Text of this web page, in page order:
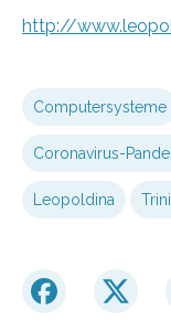
http://
Computersysteme
Coronavirus-
Leopoldina